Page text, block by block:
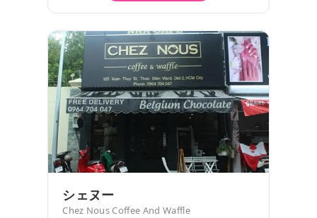
シェヌー
Chez Nous Coffee And Waffle